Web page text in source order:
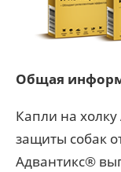
Общая
Капли на холку
защиты собак
Адвантикс®